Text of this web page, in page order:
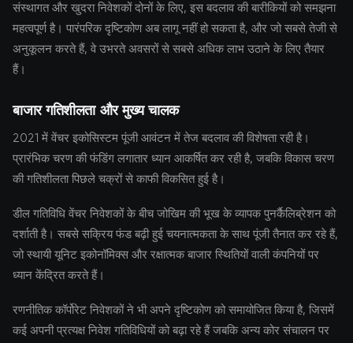
संस्थागत और खुदरा निवेशकों दोनों के लिए, इस बदलाव की बारीकियों को समझना
महत्वपूर्ण है। पारंपरिक दृष्टिकोण अब लागू नहीं हो सकता है, और जो सबसे तेजी से
अनुकूलन करते हैं, वे उभरते अवसरों से सबसे अधिक लाभ उठाने के लिए तैयार
हैं।
बाजार गतिशीलता और मुख्य चालक
2021 में वेंचर इकोसिस्टम पूंजी आवंटन में तेज बदलाव की विशेषता रही है।
प्रारंभिक चरण की फंडिंग लगातार ध्यान आकर्षित कर रही है, जबकि विकास चरण
की गतिशीलता पिछले चक्रों से काफी विकसित हुई है।
डील गतिविधि वेंचर निवेशकों के बीच जोखिम की भूख के व्यापक पुनर्कैलिब्रेशन को
दर्शाती है। सबसे सक्रिय फंड बढ़ी हुई चयनात्मकता के साथ पूंजी तैनात कर रहे हैं,
जो स्थायी यूनिट इकोनॉमिक्स और रक्षात्मक बाजार स्थितियों वाली कंपनियों पर
ध्यान केंद्रित करते हैं।
रणनीतिक कॉर्पोरेट निवेशकों ने भी अपने दृष्टिकोण को समायोजित किया है, जिसमें
कई अपनी प्रत्यक्ष निवेश गतिविधियों को बढ़ा रहे हैं जबकि अन्य कोर संचालन पर